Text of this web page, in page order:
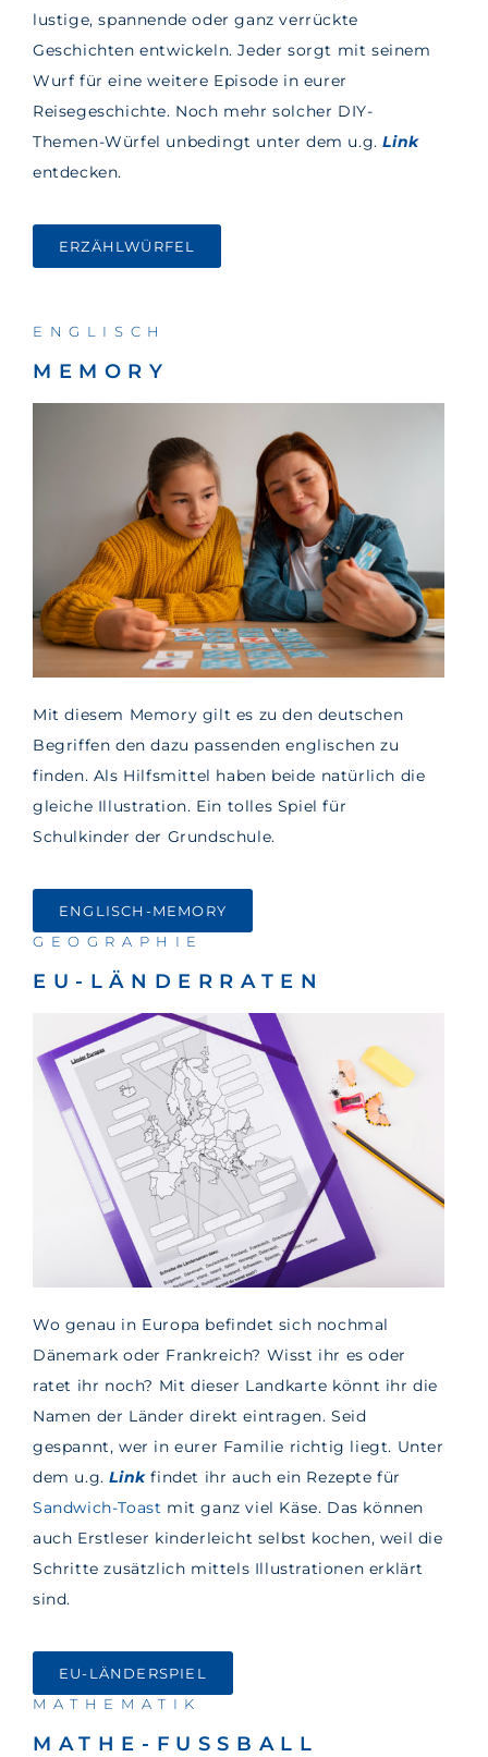
lustige, spannende oder ganz verrückte
Geschichten entwickeln. Jeder sorgt mit seinem
Wurf für eine weitere Episode in eurer
Reisegeschichte. Noch mehr solcher DIY-
Themen-Würfel unbedingt unter dem u.g.Link
entdecken.
ERZÄHLWÜRFEL
ENGLISCH
MEMORY
Mit diesem Memory gilt es zu den deutschen
Begriffen den dazu passenden englischen zu
finden. Als Hilfsmittel haben beide natürlich die
gleiche Illustration. Ein tolles Spiel für
Schulkinder der Grundschule.
ENGLISCH-MEMORY
GEOGRAPHIE
EU-LÄNDERRATEN
Wo genau in Europa befindet sich nochmal
Dänemark oder Frankreich? Wisst ihr es oder
ratet ihr noch? Mit dieser Landkarte könnt ihr die
Namen der Länder direkt eintragen. Seid
gespannt, wer in eurer Familie richtig liegt. Unter
dem u.g.Linkfindet ihr auch ein Rezepte für
Sandwich-Toast mit ganz viel Käse. Das können
auch Erstleser kinderleicht selbst kochen, weil die
Schritte zusätzlich mittels Illustrationen erklärt
sind.
EU-LÄNDERSPIEL
MATHEMATIK
MATHE-FUSSBALL